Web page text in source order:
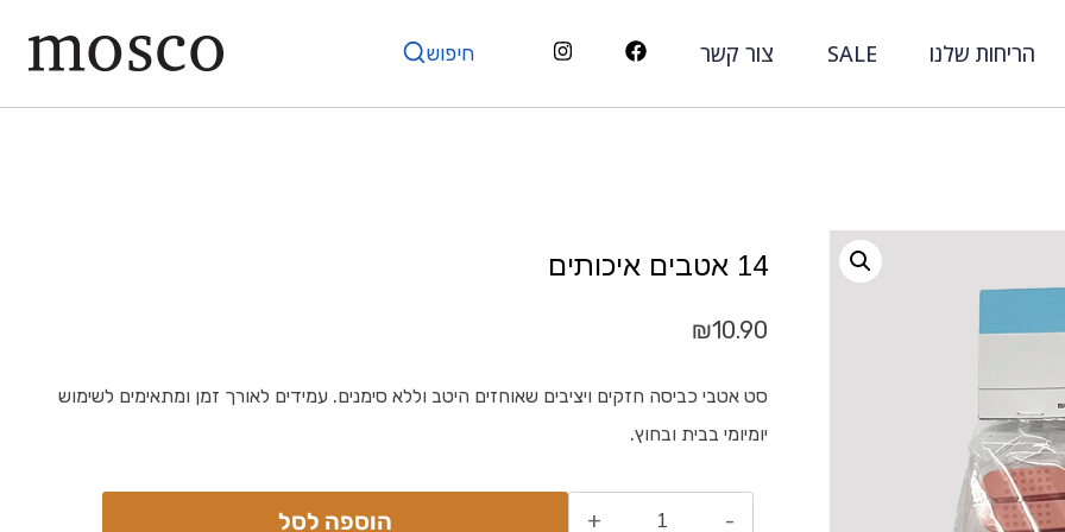
הריחות שלנו SALE צור קשר חיפוש
14 אטבים איכותים
₪10.90
סט אטבי כביסה חזקים ויציבים שאוחזים היטב וללא סימנים. עמידים לאורך זמן ומתאימים לשימוש
יומיומי בבית ובחוץ.
הוספה לסל